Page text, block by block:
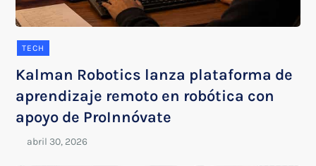
TECH
Kalman Robotics lanza plataforma de
aprendizaje remoto en robótica con
apoyo de ProInnóvate